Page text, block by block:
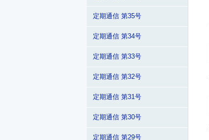
定期通信 第35号
定期通信 第34号
定期通信 第33号
定期通信 第32号
定期通信 第31号
定期通信 第30号
定期通信 第29号